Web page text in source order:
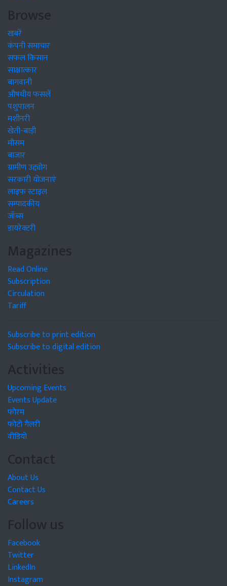
Browse
खबरें
कंपनी समाचार
सफल किसान
साक्षात्कार
बागवानी
औषधीय फसलें
पशुपालन
मशीनरी
खेती-बाड़ी
मौसम
बाजार
ग्रामीण उद्द्योग
सरकारी योजनाएं
लाइफ स्टाइल
सम्पादकीय
जॉब्स
डायरेक्टरी
Magazines
Read Online
Subscription
Circulation
Tariff
Subscribe to print edition
Subscribe to digital edition
Activities
Upcoming Events
Events Update
फोरम
फोटो गैलरी
वीडियो
Contact
About Us
Contact Us
Careers
Follow us
Facebook
Twitter
LinkedIn
Instagram